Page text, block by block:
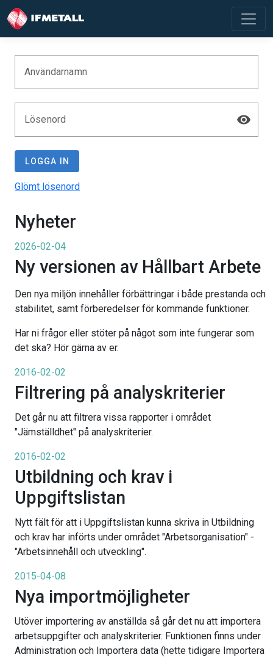
Användarnamn
Lösenord
LOGGA IN
Glömt lösenord
Nyheter
2026-02-04
Ny versionen av Hållbart Arbete
Den nya miljön innehåller förbättringar i både prestanda och
stabilitet, samt förberedelser för kommande funktioner.
Har ni frågor eller stöter på något som inte fungerar som
det ska? Hör gärna av er.
2016-02-02
Filtrering på analyskriterier
Det går nu att filtrera vissa rapporter i området
"Jämställdhet" på analyskriterier.
2016-02-02
Utbildning och krav i
Uppgiftslistan
Nytt fält för att i Uppgiftslistan kunna skriva in Utbildning
och krav har införts under området "Arbetsorganisation" -
"Arbetsinnehåll och utveckling".
2015-04-08
Nya importmöjligheter
Utöver importering av anställda så går det nu att importera
arbetsuppgifter och analyskriterier. Funktionen finns under
Administration och Importera data (hette tidigare Importera